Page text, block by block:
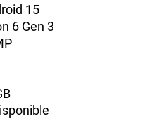
15
6 Gen 3